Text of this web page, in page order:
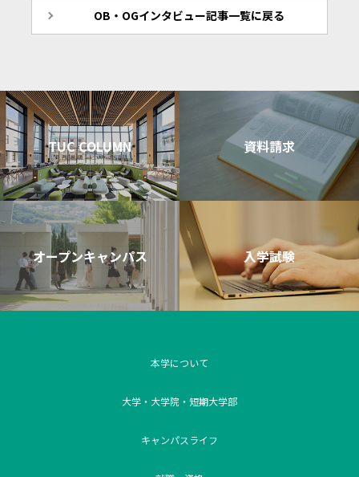
OB・OGインタビュー記事一覧に戻る
TUC COLUMN 資料請求
オープンキャンパス 入学試験
本学について
大学・大学院・短期大学部
キャンパスライフ